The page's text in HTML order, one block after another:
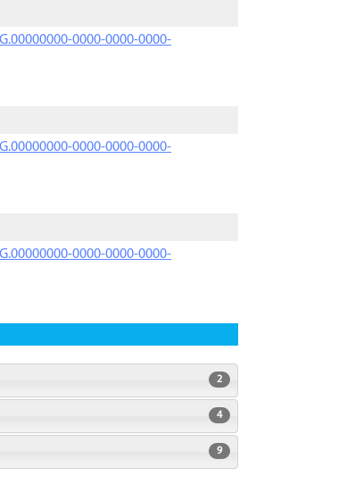
0000-0000-0000-
0000-0000-0000-
0000-0000-0000-
2
4
9